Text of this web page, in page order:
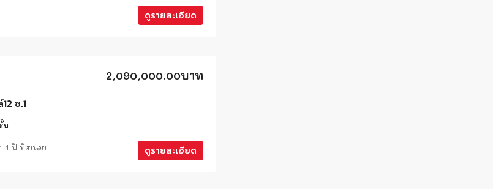
ดูรายละเอียด
ซ.1
2,090,000.00บาท
น
ดูรายละเอียด
1 ปี ที่ผ่านมา